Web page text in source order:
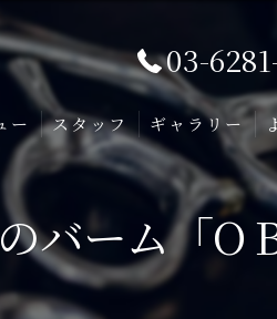
03-
ー スタッフ ギャラリー
バーム「O